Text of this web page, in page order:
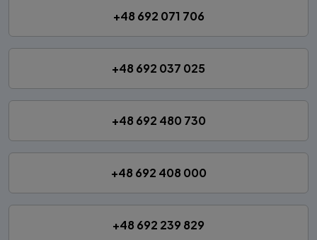
+48 692 071 706
+48 692 037 025
+48 692 480 730
+48 692 408 000
+48 692 239 829